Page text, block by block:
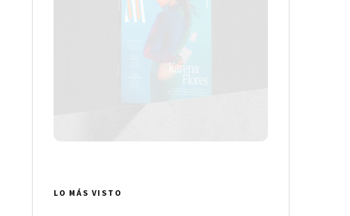
LO MÁS VISTO